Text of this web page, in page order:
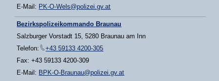
E-Mail: PK-O-Wels@polizei.gv.at
Bezirkspolizeikommando Braunau
Salzburger Vorstadt 15, 5280 Braunau am Inn
Telefon:
+43 59133 4200-305
Fax: +43 59133 4200-309
E-Mail: BPK-O-Braunau@polizei.gv.at